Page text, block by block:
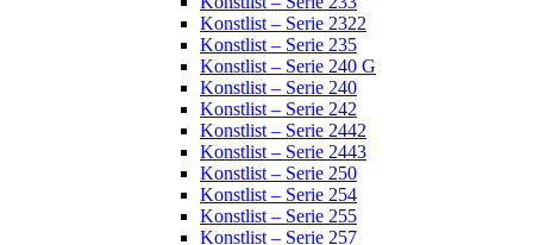
Konstlist – Serie 2322
Konstlist – Serie 235
Konstlist – Serie 240 G
Konstlist – Serie 240
Konstlist – Serie 242
Konstlist – Serie 2442
Konstlist – Serie 2443
Konstlist – Serie 250
Konstlist – Serie 254
Konstlist – Serie 255
Konstlist – Serie 257